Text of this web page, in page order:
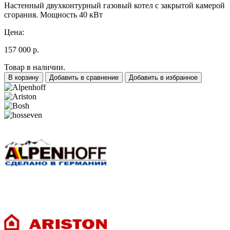
Настенный двухконтурный газовый котел с закрытой камерой
сгорания. Мощность 40 кВт
Цена:
157 000 р.
Товар в наличии.
В корзину Добавить в сравнение Добавить в избранное